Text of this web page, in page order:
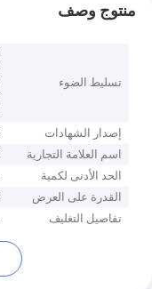
منتوج وصف
تسليط الضوء
إصدار الشهادات
اسم العلامة التجارية
الحد الأدنى لكمية
القدرة على العرض
تفاصيل التغليف